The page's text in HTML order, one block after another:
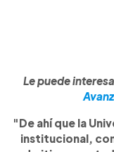
Le puede
"De ahí que la
institucional,